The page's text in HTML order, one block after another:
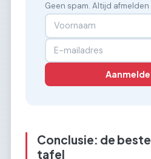
Geen spam. Altijd afmelden
Conclusie: de
tafel